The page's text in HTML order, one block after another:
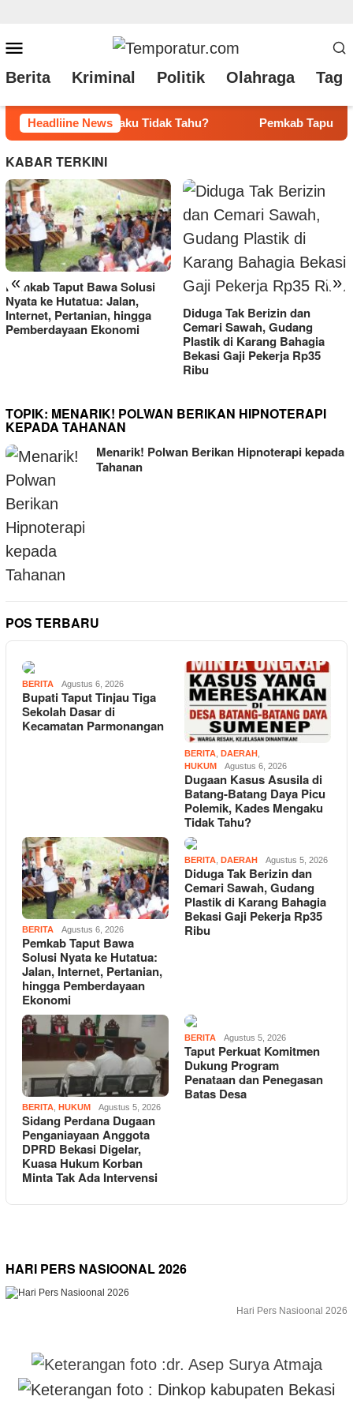
ke
konten
Mobile
Berita Kriminal Politik Olahraga Tag
Headliine News
Taput Bawa Solusi Nyata ke Hutatua: Jalan, Internet,
KABAR TERKINI
« »
Pemkab Taput Bawa Solusi
Nyata ke Hutatua: Jalan,
Internet, Pertanian, hingga
Pemberdayaan Ekonomi
Diduga Tak Berizin dan
Cemari Sawah, Gudang
Plastik di Karang Bahagia
Bekasi Gaji Pekerja Rp35
Ribu
TOPIK: MENARIK! POLWAN BERIKAN HIPNOTERAPI
KEPADA TAHANAN
Menarik! Polwan Berikan Hipnoterapi kepada
Tahanan
POS TERBARU
BERITA Agustus 6, 2026
Bupati Taput Tinjau Tiga
Sekolah Dasar di
Kecamatan Parmonangan
BERITA DAERAH
HUKUM
Agustus 6, 2026
Dugaan Kasus Asusila di
Batang-Batang Daya Picu
Polemik, Kades Mengaku
Tidak Tahu?
BERITA Agustus 6, 2026
Pemkab Taput Bawa
Solusi Nyata ke Hutatua:
Jalan, Internet, Pertanian,
hingga Pemberdayaan
Ekonomi
BERITA DAERAH Agustus 5, 2026
Diduga Tak Berizin dan
Cemari Sawah, Gudang
Plastik di Karang Bahagia
Bekasi Gaji Pekerja Rp35
Ribu
BERITA, HUKUM Agustus 5, 2026
Sidang Perdana Dugaan
Penganiayaan Anggota
DPRD Bekasi Digelar,
Kuasa Hukum Korban
Minta Tak Ada Intervensi
BERITA Agustus 5, 2026
Taput Perkuat Komitmen
Dukung Program
Penataan dan Penegasan
Batas Desa
HARI PERS NASIOONAL 2026
Hari Pers Nasioonal 2026